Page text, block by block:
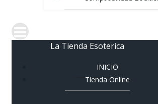
La Tienda Esoterica
INICIO
Tienda Online